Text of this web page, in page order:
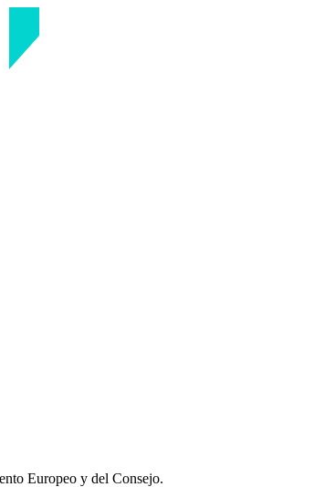
Europeo y del Consejo.